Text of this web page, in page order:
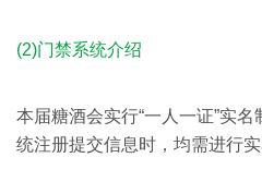
(2)门禁系统介绍
本届糖酒会实行“一人一证”实
统注册提交信息时，均需进行实